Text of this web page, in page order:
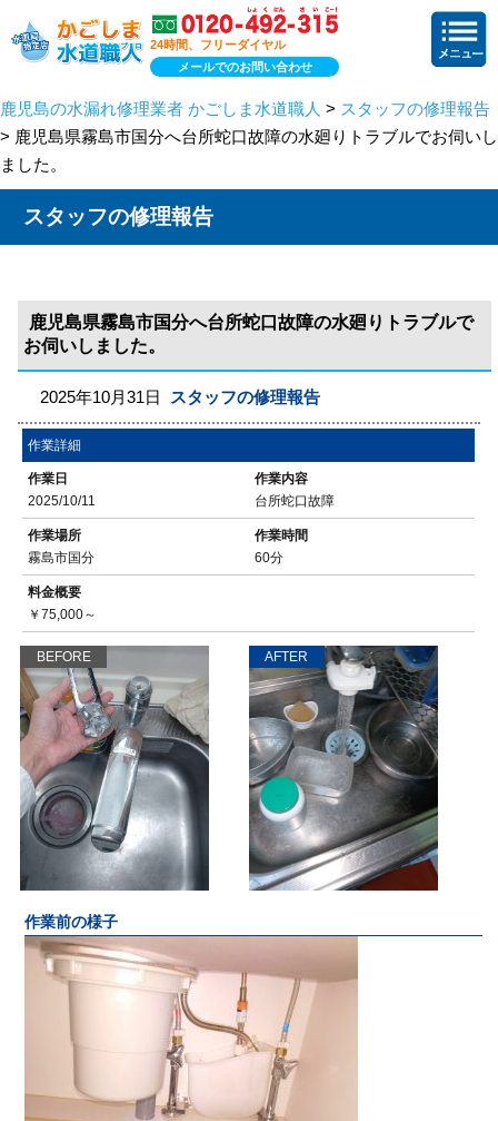
24時間、フリーダイヤル
メールでのお問い合わせ
鹿児島の水漏れ修理業者 かごしま水道職人 > スタッフの修理報告
> 鹿児島県霧島市国分へ台所蛇口故障の水廻りトラブルでお伺いし
ました。
スタッフの修理報告
鹿児島県霧島市国分へ台所蛇口故障の水廻りトラブルで
お伺いしました。
2025年10月31日 スタッフの修理報告
作業詳細
作業日
2025/10/11
作業内容
台所蛇口故障
作業場所
霧島市国分
作業時間
60分
料金概要
￥75,000～
BEFORE AFTER
作業前の様子